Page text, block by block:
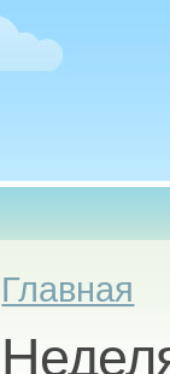
Вы здесь
Главная